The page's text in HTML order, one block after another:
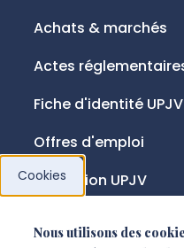
Achats & marchés
Actes
Fiche d'identité UPJV
Offres d'emploi
Fondation UPJV
Cookies
Nous utilisons des